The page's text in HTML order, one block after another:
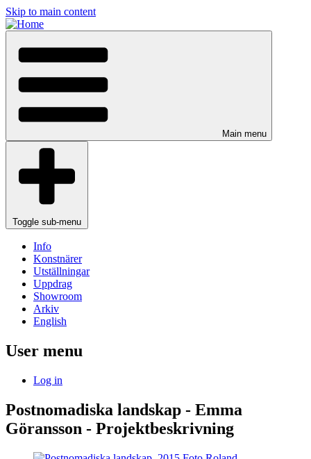
Skip to main content
Main menu
Toggle sub-menu
Info
Konstnärer
Utställningar
Uppdrag
Showroom
Arkiv
English
User menu
Log in
Postnomadiska landskap - Emma
Göransson - Projektbeskrivning